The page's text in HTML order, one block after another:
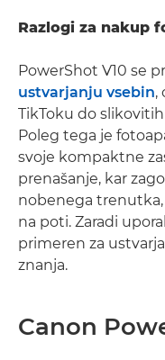
Razlogi za nakup
PowerShot V10 se
ustvarjanju vsebin,
TikToku do
Poleg tega je
svoje kompaktne
prenašanje, kar
nobenega trenutka,
na poti. Zaradi
primeren za
znanja.
Canon